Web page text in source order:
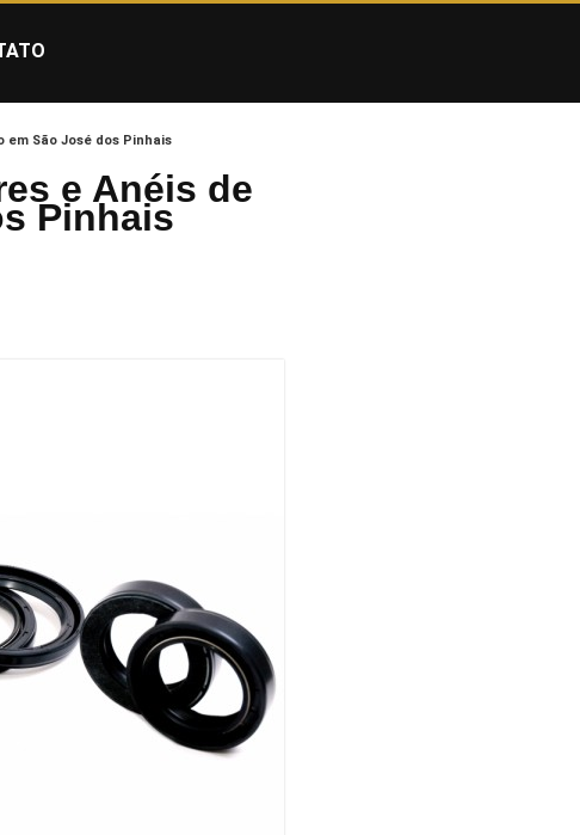
São José dos Pinhais
e Anéis de
Pinhais